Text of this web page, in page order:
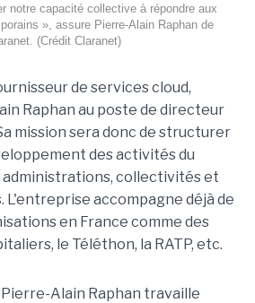
notre capacité collective à répondre aux
», assure Pierre-Alain Raphan de
(Crédit Claranet)
de services cloud,
Raphan au poste de directeur
mission sera donc de structurer
des activités du
administrations, collectivités et
L'entreprise accompagne déjà de
en France comme des
le Téléthon, la RATP, etc.
Pierre-Alain Raphan travaille